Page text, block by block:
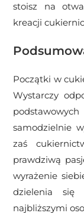
stoisz na
kreacji
Początki w
Wystarczy
samodzielnie
zaś
prawdziwą
wyrażenie
dzielenia się
najbliższymi